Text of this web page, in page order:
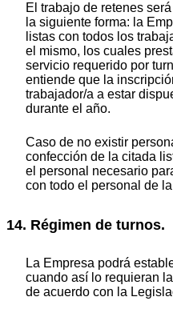
El trabajo de retenes
la siguiente forma: la
listas con todos los
el mismo, los cuales
servicio requerido por
entiende que la
trabajador/a a estar
durante el año.
Caso de no existir
confección de la citada
el personal necesario
con todo el personal de
14. Régimen de turnos.
La Empresa podrá
cuando así lo requieran
de acuerdo con la